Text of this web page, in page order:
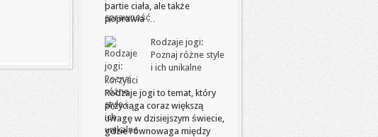
partie ciała, ale także
poprawia …
Rodzaje jogi:
Poznaj różne style
i ich unikalne
korzyści
Rodzaje jogi to temat, który
przyciąga coraz większą
uwagę w dzisiejszym świecie,
gdzie równowaga między